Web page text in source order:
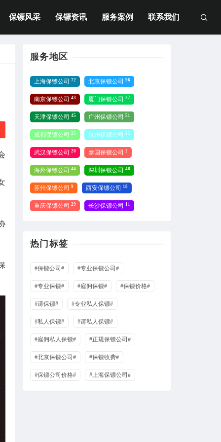
保镖风采 保镖资讯 服务案例 联系我们
服务地区
上海保镖公司 72 北京保镖公司 96
南京保镖公司 43 厦门保镖公司 27
天津保镖公司 45 广州保镖公司 51
成都保镖公司 25 杭州保镖公司 25
武汉保镖公司 20 泰国保镖公司 2
海外保镖公司 44 深圳保镖公司 48
苏州保镖公司 9 西安保镖公司 18
重庆保镖公司 29 长沙保镖公司 11
热门标签
#保镖公司# #专业保镖公司#
#专业保镖# #雇佣保镖# #保镖价格#
#请保镖# #专业私人保镖#
#私人保镖# #请私人保镖#
#雇佣私人保镖# #正规保镖公司#
#北京保镖公司# #保镖收费#
#保镖公司价格# #上海保镖公司#